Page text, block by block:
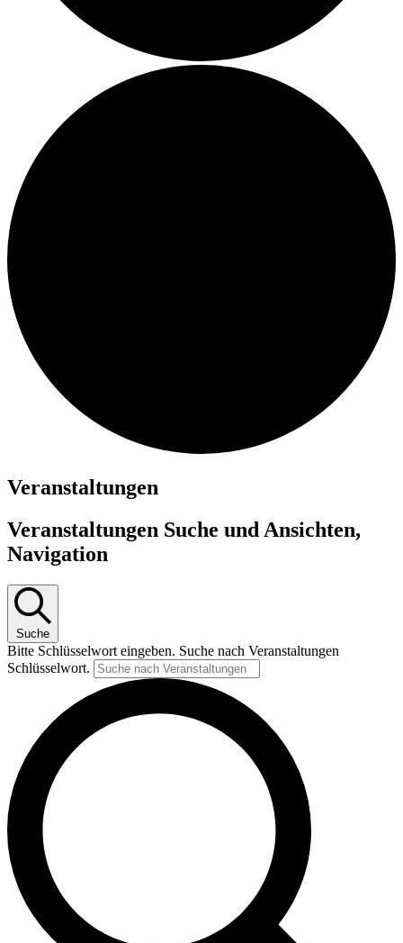
Veranstaltungen
Veranstaltungen Suche und Ansichten,
Navigation
Suche
Bitte Schlüsselwort eingeben. Suche nach Veranstaltungen
Schlüsselwort.